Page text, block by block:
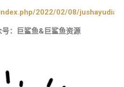
2022/02/08/
：巨鲨鱼&巨鲨鱼资源